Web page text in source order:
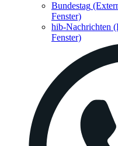
Bundestag
Fenster)
hib-Nachrichten
Fenster)